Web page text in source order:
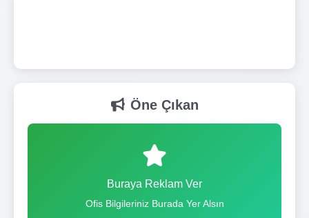
Öne Çıkan
Buraya Reklam Ver
Ofis Bilgileriniz Burada Yer Alsın